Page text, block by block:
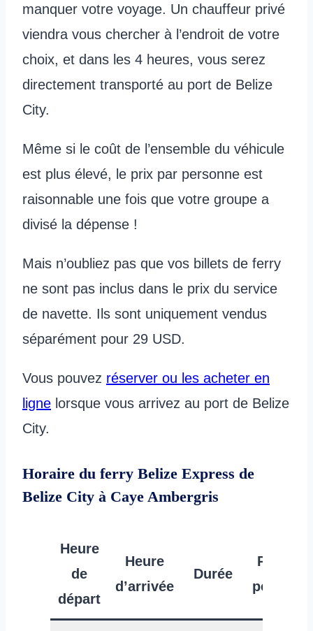
manquer votre voyage. Un chauffeur privé
viendra vous chercher à l’endroit de votre
choix, et dans les 4 heures, vous serez
directement transporté au port de Belize
City.
Même si le coût de l’ensemble du véhicule
est plus élevé, le prix par personne est
raisonnable une fois que votre groupe a
divisé la dépense !
Mais n’oubliez pas que vos billets de ferry
ne sont pas inclus dans le prix du service
de navette. Ils sont uniquement vendus
séparément pour 29 USD.
Vous pouvez réserver ou les acheter en
ligne lorsque vous arrivez au port de Belize
City.
Horaire du ferry Belize Express de
Belize City à Caye Ambergris
Heure
de
départ
Heure
d’arrivée
Durée
Prix par